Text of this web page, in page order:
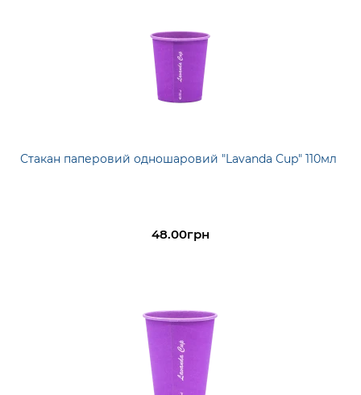
Стакан паперовий одношаровий "Lavanda Cup" 110мл
48.00грн